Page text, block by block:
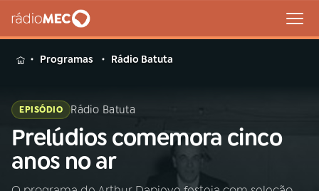
MENU
Buscar
na
Rádio
MEC
Programas Rádio Batuta
EPISÓDIO Rádio Batuta
Prelúdios comemora cinco
anos no ar